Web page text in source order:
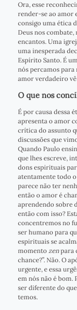
Ora, esse
render-se ao amor
consigo uma ética
Deus nos combate,
encantos. Uma
uma inesperada
Espírito Santo. É
nós percamos
amor verdadeiro
O que nos
É por causa dessa
apresenta o amor
crítica do assunto
discussões que
Quando Paulo
que lhes escreve,
dons espirituais
atentamente todo
parece não ter
então o amor é
aprendendo sobre
então com isso?
concentremos no
ser humano para
espirituais se
momento zenpara
chance?”. Não. O
urgente, e essa
em nós não é bom.
ser diferente do
temos.